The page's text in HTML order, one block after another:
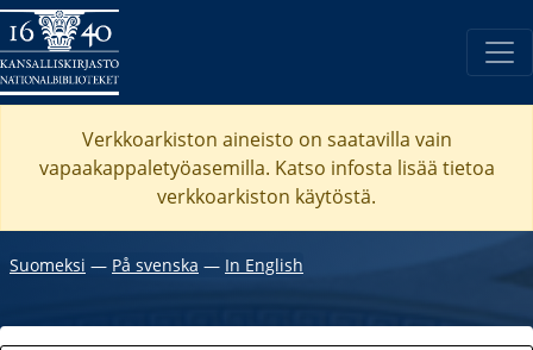
Verkkoarkiston aineisto on saatavilla vain
vapaakappaletyöasemilla. Katso infosta lisää tietoa
verkkoarkiston käytöstä.
Suomeksi ― På svenska ― In English